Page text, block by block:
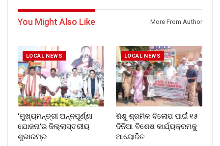
You Might Also Like More From Author
LOCAL NEWS
‘ମୁଖ୍ୟମନ୍ତ୍ରୀ ଅନ୍ନପୂର୍ଣ୍ଣା
ଯୋଜନା’ର ଜିଲ୍ଲାସ୍ତରୀୟ
ଶୁଭାରମ୍ଭ
LOCAL NEWS
ଶିଶୁ ଶ୍ରମିକ ବିଲୋପ ପାଇଁ ୧୫
ଦିନିଆ ବିଶେଷ କାର୍ଯ୍ୟକ୍ରମକୁ
ଆୟୋଜିତ